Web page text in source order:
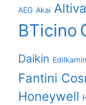
AEG Akai
BTicino
Daikin Edilkamin
Fantini
Honeywell